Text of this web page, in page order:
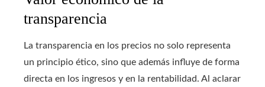
transparencia
La transparencia en los precios no solo representa
un principio ético, sino que además influye de forma
directa en los ingresos y en la rentabilidad. Al aclarar